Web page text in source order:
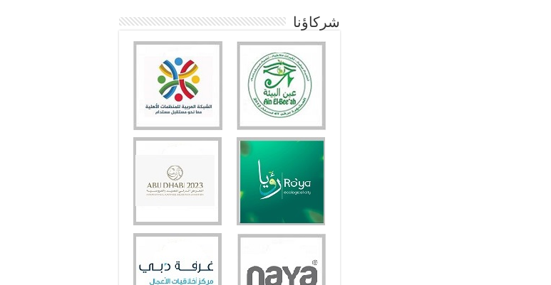
شركاؤنا